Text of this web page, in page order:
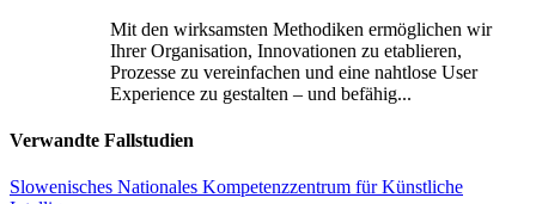
Mit den wirksamsten Methodiken ermöglichen wir
Ihrer Organisation, Innovationen zu etablieren,
Prozesse zu vereinfachen und eine nahtlose User
Experience zu gestalten – und befähig...
Verwandte Fallstudien
Slowenisches Nationales Kompetenzzentrum für Künstliche